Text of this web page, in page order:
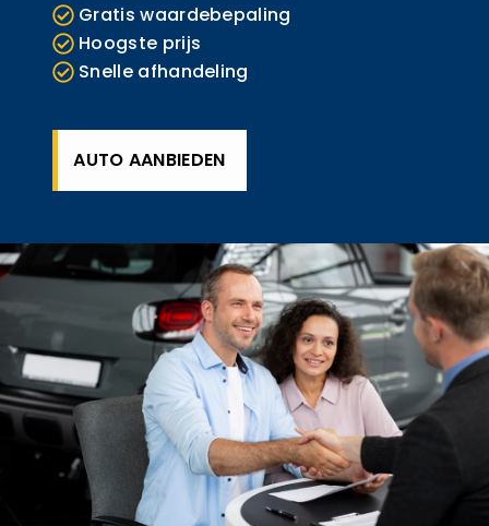
Gratis waardebepaling
Hoogste prijs
Snelle afhandeling
AUTO AANBIEDEN